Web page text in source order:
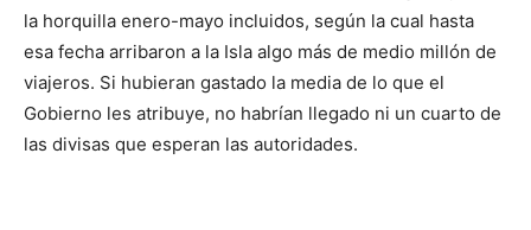
la horquilla enero-mayo incluidos, según la cual hasta
esa fecha arribaron a la Isla algo más de medio millón de
viajeros. Si hubieran gastado la media de lo que el
Gobierno les atribuye, no habrían llegado ni un cuarto de
las divisas que esperan las autoridades.